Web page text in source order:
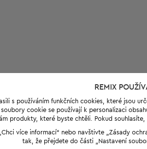
REMIX
s používáním funkčních cookies, které jsou
cookie se používají k personalizaci
produkty, které byste chtěli. Pokud
více informací“ nebo navštivte „Zásady
tak, že přejdete do části „Nastavení